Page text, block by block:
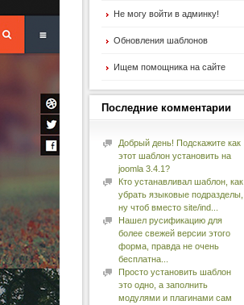
Не могу войти в админку!
Обновления шаблонов
Ищем помощника на сайте
Последниекомментарии
Добрый день! Подскажите как
этот шаблон установить на
joomla 3.4.1?
Кто устанавливал шаблон, как
убрать языковые подразделы,
ну чтоб вместо site/ind...
Нашел русификацию для
более свежей версии этого
форма, правда не очень
бесплатна...
Просто установить шаблон
это одно, а заполнить
модулями и плагинами сам